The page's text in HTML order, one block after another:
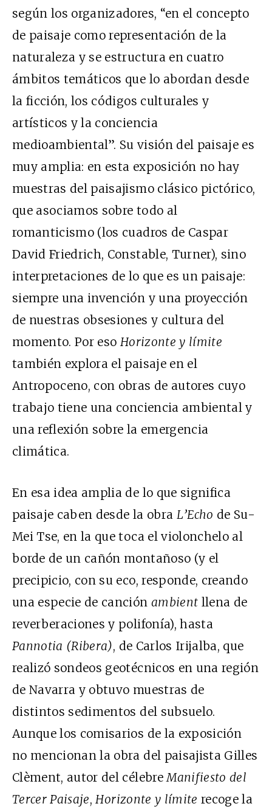
según los organizadores, “en el concepto
de paisaje como representación de la
naturaleza y se estructura en cuatro
ámbitos temáticos que lo abordan desde
la ficción, los códigos culturales y
artísticos y la conciencia
medioambiental”. Su visión del paisaje es
muy amplia: en esta exposición no hay
muestras del paisajismo clásico pictórico,
que asociamos sobre todo al
romanticismo (los cuadros de Caspar
David Friedrich, Constable, Turner), sino
interpretaciones de lo que es un paisaje:
siempre una invención y una proyección
de nuestras obsesiones y cultura del
momento. Por eso Horizonte y límite
también explora el paisaje en el
Antropoceno, con obras de autores cuyo
trabajo tiene una conciencia ambiental y
una reflexión sobre la emergencia
climática.
En esa idea amplia de lo que significa
paisaje caben desde la obra L’Echo de Su-
Mei Tse, en la que toca el violonchelo al
borde de un cañón montañoso (y el
precipicio, con su eco, responde, creando
una especie de canción ambient llena de
reverberaciones y polifonía), hasta
Pannotia (Ribera), de Carlos Irijalba, que
realizó sondeos geotécnicos en una región
de Navarra y obtuvo muestras de
distintos sedimentos del subsuelo.
Aunque los comisarios de la exposición
no mencionan la obra del paisajista Gilles
Clèment, autor del célebreManifiesto del
Tercer Paisaje,Horizonte y límite recoge la